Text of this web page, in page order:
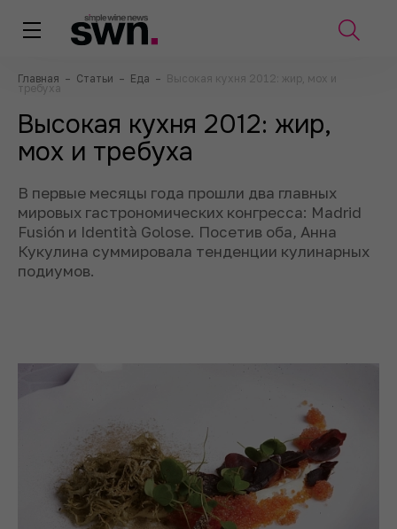
Главная – Статьи – Еда – Высокая кухня 2012: жир, мох и
требуха
Высокая кухня 2012: жир,
мох и требуха
В первые месяцы года прошли два главных
мировых гастрономических конгресса: Madrid
Fusión и Identità Golose. Посетив оба, Анна
Кукулина суммировала тенденции кулинарных
подиумов.